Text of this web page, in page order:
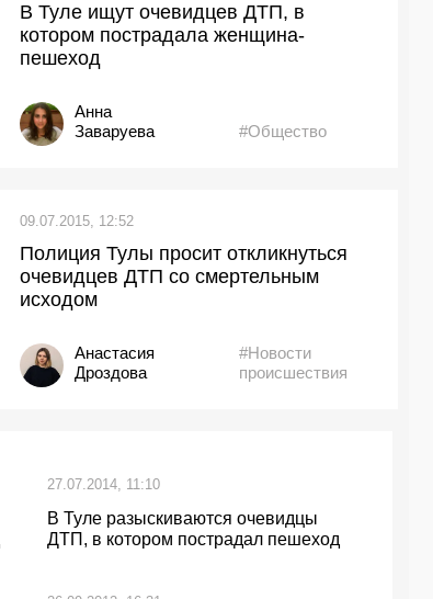
В Туле ищут очевидцев ДТП, в
котором пострадала женщина-
пешеход
Анна
Заваруева
#Общество
09.07.2015, 12:52
Полиция Тулы просит откликнуться
очевидцев ДТП со смертельным
исходом
Анастасия
Дроздова
#Новости
происшествия
27.07.2014, 11:10
В Туле разыскиваются очевидцы
ДТП, в котором пострадал пешеход